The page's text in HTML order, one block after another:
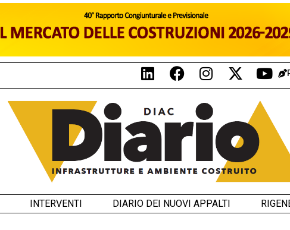
INTERVENTI DIARIO DEI NUOVI APPALTI